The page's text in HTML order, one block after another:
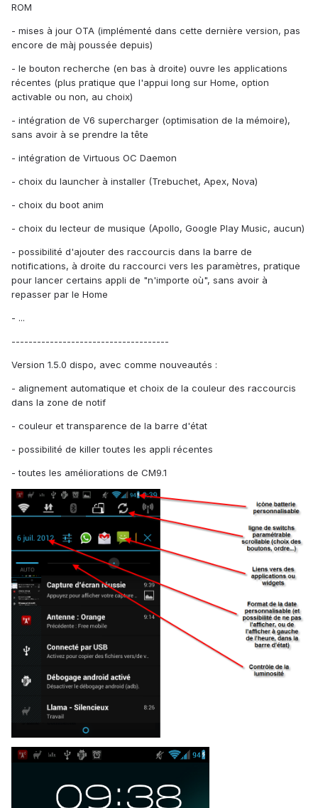
ROM
- mises à jour OTA (implémenté dans cette dernière version, pas
encore de màj poussée depuis)
- le bouton recherche (en bas à droite) ouvre les applications
récentes (plus pratique que l'appui long sur Home, option
activable ou non, au choix)
- intégration de V6 supercharger (optimisation de la mémoire),
sans avoir à se prendre la tête
- intégration de Virtuous OC Daemon
- choix du launcher à installer (Trebuchet, Apex, Nova)
- choix du boot anim
- choix du lecteur de musique (Apollo, Google Play Music, aucun)
- possibilité d'ajouter des raccourcis dans la barre de
notifications, à droite du raccourci vers les paramètres, pratique
pour lancer certains appli de "n'importe où", sans avoir à
repasser par le Home
- ...
-------------------------------------
Version 1.5.0 dispo, avec comme nouveautés :
- alignement automatique et choix de la couleur des raccourcis
dans la zone de notif
- couleur et transparence de la barre d'état
- possibilité de killer toutes les appli récentes
- toutes les améliorations de CM9.1